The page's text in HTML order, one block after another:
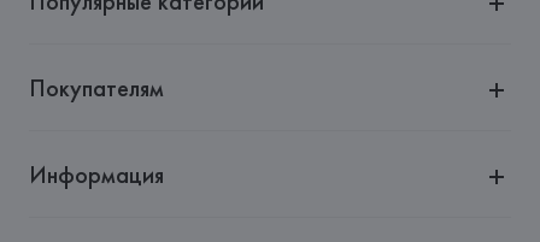
Покупателям
Информация